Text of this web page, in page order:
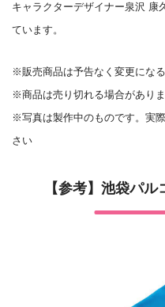
キャラクターデザイナー泉沢 康
ています。
※販売商品は予告なく変更にな
※商品は売り切れる場合があり
※写真は製作中のものです。実
さい
【参考】池袋パ